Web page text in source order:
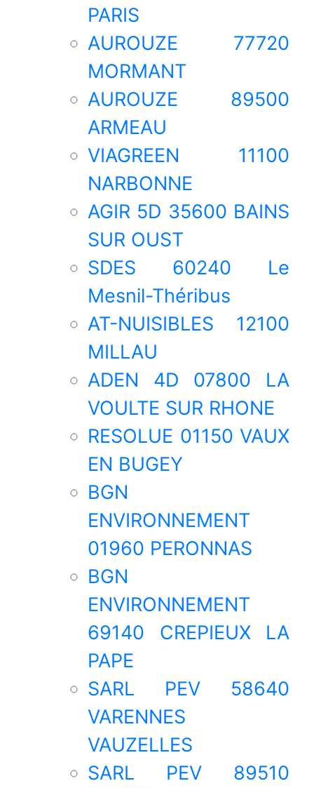
PARIS
AUROUZE 77720
MORMANT
AUROUZE 89500
ARMEAU
VIAGREEN 11100
NARBONNE
AGIR 5D 35600 BAINS
SUR OUST
SDES 60240 Le
Mesnil-Théribus
AT-NUISIBLES 12100
MILLAU
ADEN 4D 07800 LA
VOULTE SUR RHONE
RESOLUE 01150 VAUX
EN BUGEY
BGN
ENVIRONNEMENT
01960 PERONNAS
BGN
ENVIRONNEMENT
69140 CREPIEUX LA
PAPE
SARL PEV 58640
VARENNES
VAUZELLES
SARL PEV 89510